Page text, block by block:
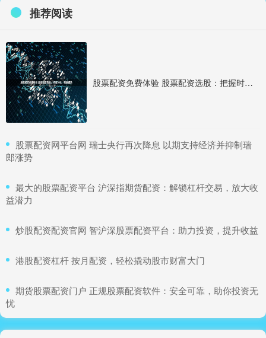
推荐阅读
股票配资免费体验 股票配资选股：把握时机，精挑细选
​股票配资网平台网 瑞士央行再次降息 以期支持经济并抑制瑞
郎涨势
​最大的股票配资平台 沪深指期货配资：解锁杠杆交易，放大收
益潜力
​炒股配资配资官网 智沪深股票配资平台：助力投资，提升收益
​港股配资杠杆 按月配资，轻松撬动股市财富大门
​期货股票配资门户 正规股票配资软件：安全可靠，助你投资无
忧